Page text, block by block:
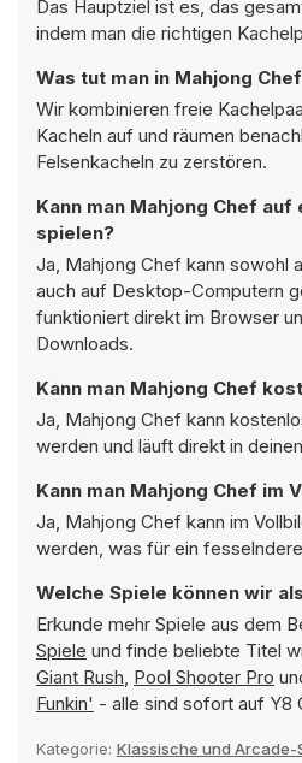
Das Hauptziel ist es, das
indem man die richtigen
Was tut man in Mahjong
Wir kombinieren freie
Kacheln auf und räumen
Felsenkacheln zu zerstören.
Kann man Mahjong Chef
spielen?
Ja, Mahjong Chef kann sowohl
auch auf Desktop-Computern
funktioniert direkt im Browser
Downloads.
Kann man Mahjong Chef
Ja, Mahjong Chef kann
werden und läuft direkt in
Kann man Mahjong Chef im
Ja, Mahjong Chef kann im
werden, was für ein
Welche Spiele können wir
Erkunde mehr Spiele aus dem
Spiele und finde beliebte Titel
Giant Rush, Pool Shooter Pro
Funkin' - alle sind sofort auf Y8
Kategorie: Klassische und Arcade-